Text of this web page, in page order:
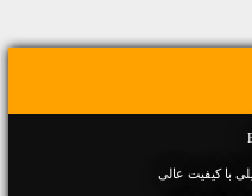
با کیفیت عالی